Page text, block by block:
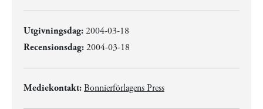
Utgivningsdag:2004-03-18
Recensionsdag:2004-03-18
Mediekontakt: Bonnierförlagens Press